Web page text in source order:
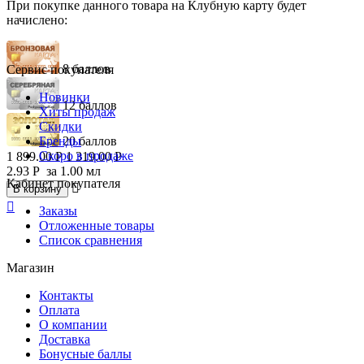
При покупке данного товара на Клубную карту будет
начислено:
8 баллов
12 баллов
20 баллов
1 899.00 Р 1 319.00 Р
2.93 Р за 1.00 мл
В корзину


Сервис покупателя
Новинки
Хиты продаж
Скидки
Бренды
Скоро в продаже
Кабинет покупателя
Заказы
Отложенные товары
Список сравнения
Магазин
Контакты
Оплата
О компании
Доставка
Бонусные баллы